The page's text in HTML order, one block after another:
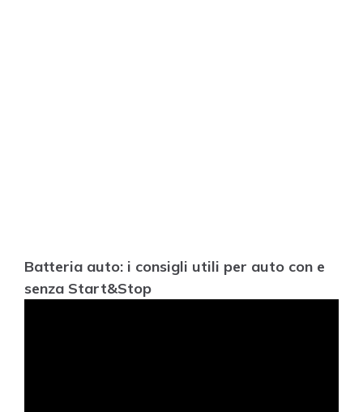
Batteria auto: i consigli utili per auto con e
senza Start&Stop